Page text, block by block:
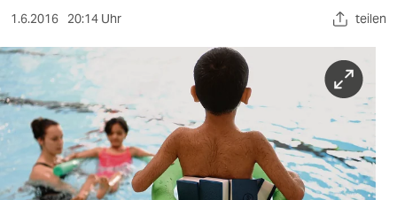
sport
berlin
nord
wahrheit
verlag
1.6.2016 20:14 Uhr teilen